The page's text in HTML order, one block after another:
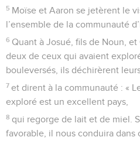
5 Moïse et Aaron se jetèrent le
l’ensemble de la communauté
6 Quant à Josué, fils de Noun,
deux de ceux qui avaient
bouleversés, ils déchirèrent
7 et dirent à la communauté : «
exploré est un excellent pays,
8 qui regorge de lait et de miel.
favorable, il nous conduira dans